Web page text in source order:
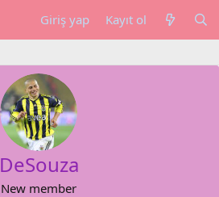
Giriş yap Kayıt ol
DeSouza
New member